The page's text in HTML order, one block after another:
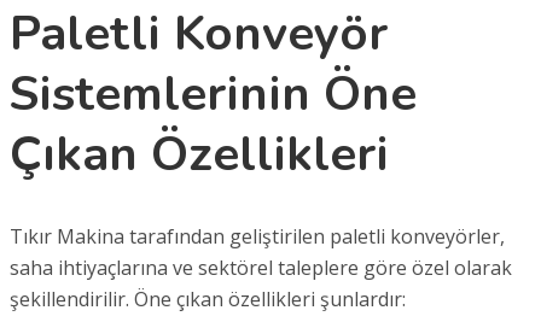
Paletli Konveyör
Sistemlerinin Öne
Çıkan Özellikleri
Tıkır Makina tarafından geliştirilen paletli konveyörler,
saha ihtiyaçlarına ve sektörel taleplere göre özel olarak
şekillendirilir. Öne çıkan özellikleri şunlardır: